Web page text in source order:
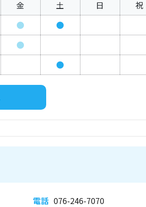
金 土 日 祝
● ●
●
●
電話 076-246-7070